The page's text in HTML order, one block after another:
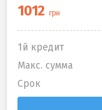
1й кредит
Макс. сумма
Срок